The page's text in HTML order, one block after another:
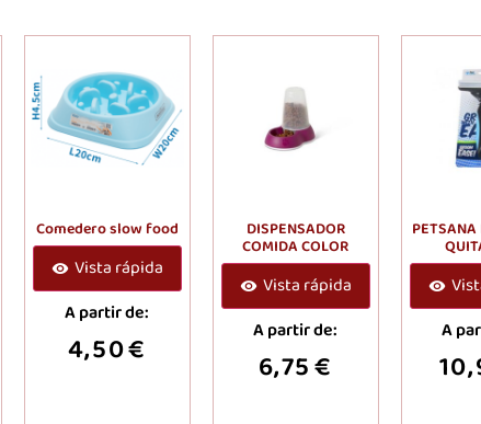
Comedero slow food
Vista rápida
A partir de:
4,50€
DISPENSADOR
COMIDA COLOR
Vista rápida
A partir de:
6,75€
A